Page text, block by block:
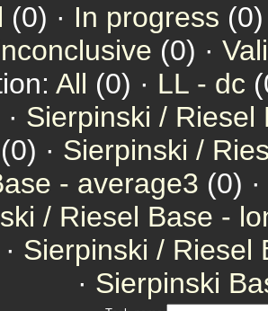
(0) · In progress
(0) ·
All (0) · LL - dc
Sierpinski / Riesel
· Sierpinski /
- average3 (0) ·
/ Riesel Base -
Sierpinski / Riesel
· Sierpinski